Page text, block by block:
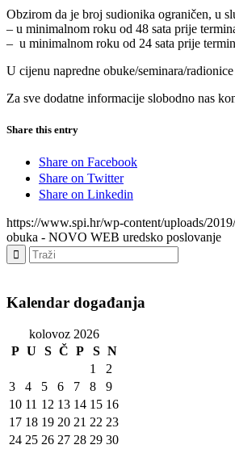
Obzirom da je broj sudionika ograničen, u
– u minimalnom roku od 48 sata prije
– u minimalnom roku od 24 sata prije
U cijenu napredne obuke/seminara/
Za sve dodatne informacije slobodno nas
Share this entry
Share on Facebook
Share on Twitter
Share on Linkedin
https://www.spi.hr/wp-content/uploads/
obuka - NOVO WEB uredsko poslovanje
Kalendar događanja
kolovoz 2026
P U S Č P S N
1
2
3
4 5 6 7 8
9
10 11 12 13 14 15 16
17 18 19 20 21 22 23
24 25 26 27 28 29 30